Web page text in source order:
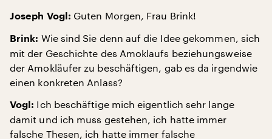
Joseph Vogl: Guten Morgen, Frau Brink!
Brink: Wie sind Sie denn auf die Idee gekommen, sich
mit der Geschichte des Amoklaufs beziehungsweise
der Amokläufer zu beschäftigen, gab es da irgendwie
einen konkreten Anlass?
Vogl: Ich beschäftige mich eigentlich sehr lange
damit und ich muss gestehen, ich hatte immer
falsche Thesen, ich hatte immer falsche